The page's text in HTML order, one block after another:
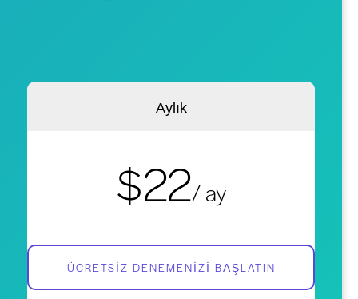
Aylık
$22/ ay
ÜCRETSIZ DENEMENIZI BAŞLATIN